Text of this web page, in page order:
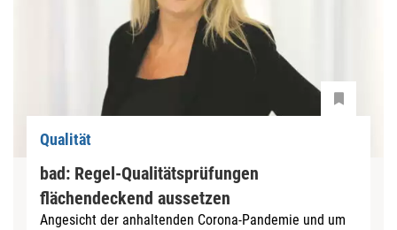
Qualität
bad: Regel-Qualitätsprüfungen
flächendeckend aussetzen
Angesicht der anhaltenden Corona-Pandemie und um